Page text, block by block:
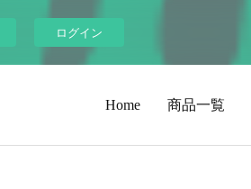
ログイン
Home 商品一覧